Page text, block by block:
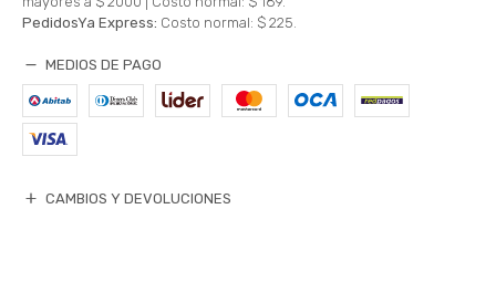
PedidosYa Express: Costo normal: $ 225.
MEDIOS DE PAGO
CAMBIOS Y DEVOLUCIONES